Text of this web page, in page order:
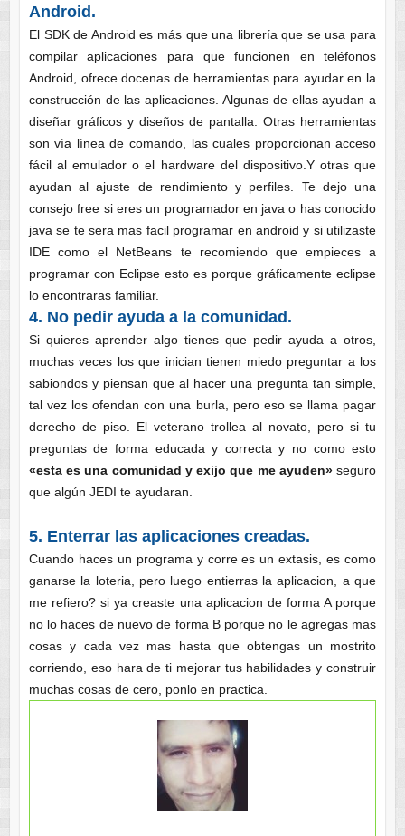
Android.
El SDK de Android es más que una librería que se usa para
compilar aplicaciones para que funcionen en teléfonos
Android, ofrece docenas de herramientas para ayudar en la
construcción de las aplicaciones. Algunas de ellas ayudan a
diseñar gráficos y diseños de pantalla. Otras herramientas
son vía línea de comando, las cuales proporcionan acceso
fácil al emulador o el hardware del dispositivo.Y otras que
ayudan al ajuste de rendimiento y perfiles. Te dejo una
consejo free si eres un programador en java o has conocido
java se te sera mas facil programar en android y si utilizaste
IDE como el NetBeans te recomiendo que empieces a
programar con Eclipse esto es porque gráficamente eclipse
lo encontraras familiar.
4. No pedir ayuda a la comunidad.
Si quieres aprender algo tienes que pedir ayuda a otros,
muchas veces los que inician tienen miedo preguntar a los
sabiondos y piensan que al hacer una pregunta tan simple,
tal vez los ofendan con una burla, pero eso se llama pagar
derecho de piso. El veterano trollea al novato, pero si tu
preguntas de forma educada y correcta y no como esto
«esta es una comunidad y exijo que me ayuden»seguro
que algún JEDI te ayudaran.
5. Enterrar las aplicaciones creadas.
Cuando haces un programa y corre es un extasis, es como
ganarse la loteria, pero luego entierras la aplicacion, a que
me refiero? si ya creaste una aplicacion de forma A porque
no lo haces de nuevo de forma B porque no le agregas mas
cosas y cada vez mas hasta que obtengas un mostrito
corriendo, eso hara de ti mejorar tus habilidades y construir
muchas cosas de cero, ponlo en practica.